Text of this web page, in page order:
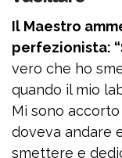
Il Maestro
perfezionista:
vero che ho
quando il mio
Mi sono
doveva andare
smettere e